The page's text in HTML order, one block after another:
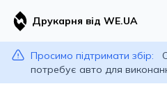
Друкарня від WE.UA
Просимо підтримати збір:
потребує авто для